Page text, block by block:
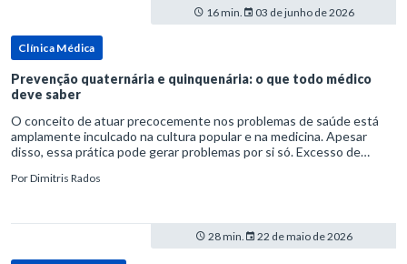
16 min. 03 de junho de 2026
Clínica Médica
Prevenção quaternária e quinquenária: o que todo médico
deve saber
O conceito de atuar precocemente nos problemas de saúde está
amplamente inculcado na cultura popular e na medicina. Apesar
disso, essa prática pode gerar problemas por si só. Excesso de
PorDimitris Rados
28 min. 22 de maio de 2026